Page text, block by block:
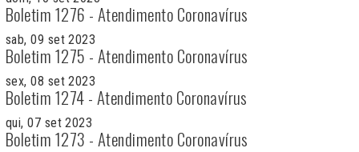
Boletim 1276 - Atendimento Coronavírus
sab, 09 set 2023
Boletim 1275 - Atendimento Coronavírus
sex, 08 set 2023
Boletim 1274 - Atendimento Coronavírus
qui, 07 set 2023
Boletim 1273 - Atendimento Coronavírus